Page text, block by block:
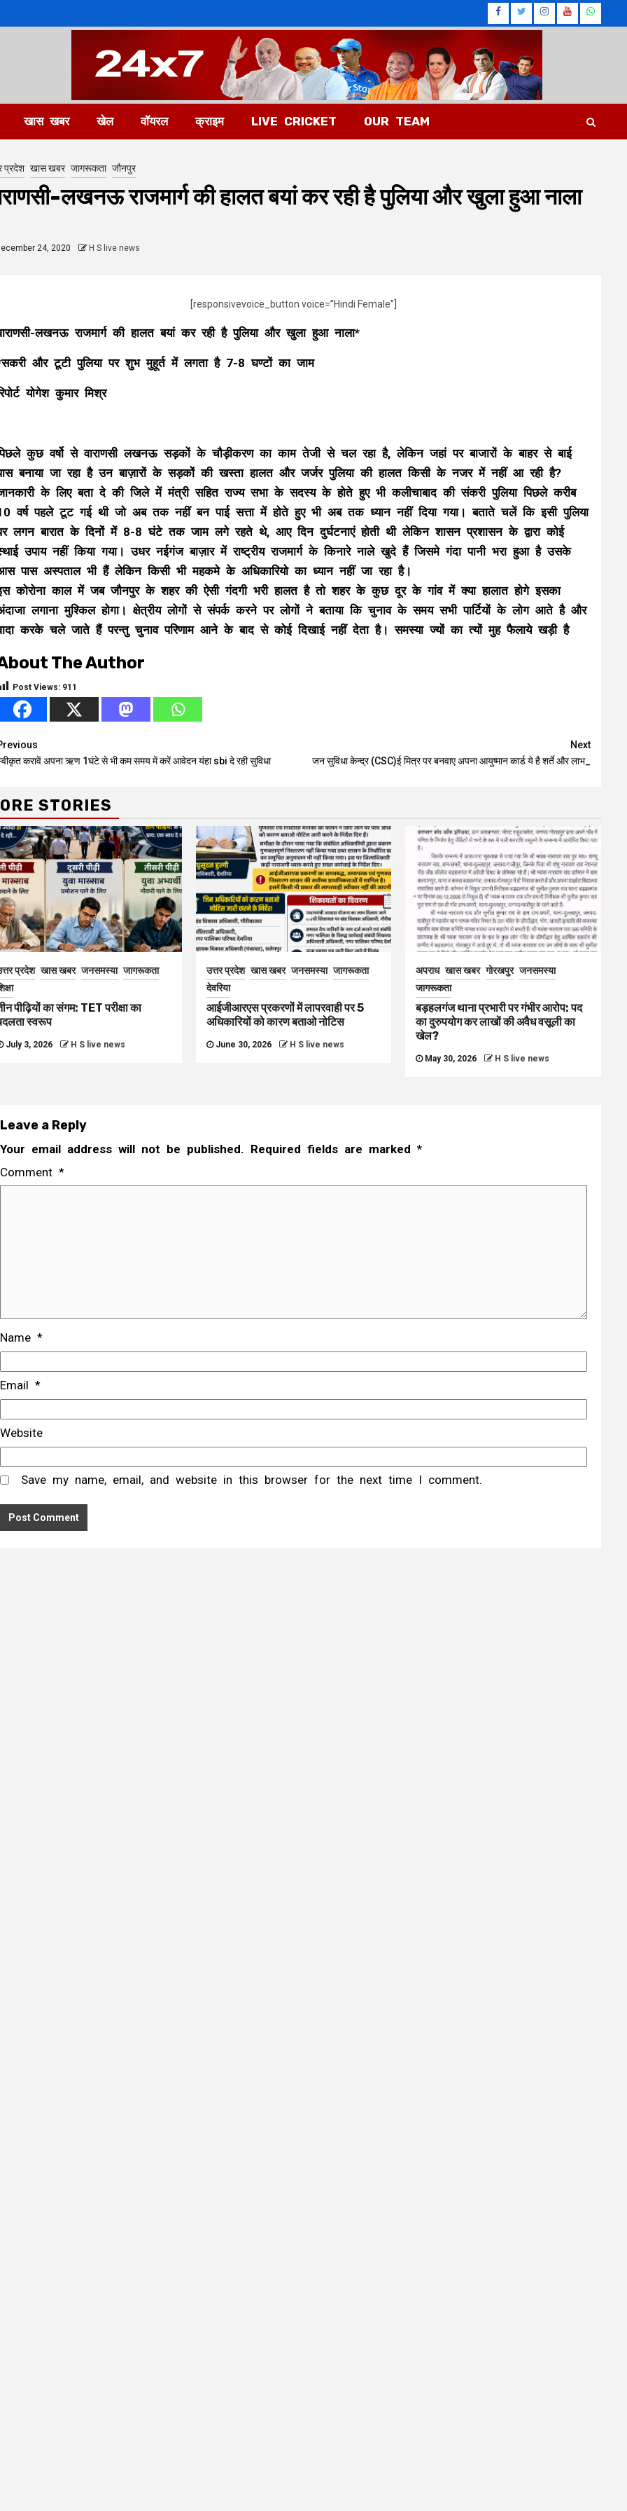
Facebook
Twitter
Instagram
खास खबर खेल वॉयरल क्राइम LIVE CRICKET OUR TEAM
प्रदेश खास खबर जागरूकता जौनपुर
लखनऊ राजमार्ग की हालत बयां कर रही है पुलिया और खुला हुआ नाला
24, 2020 H S live news
[responsivevoice_button voice=”Hindi Female”]
लखनऊ राजमार्ग की हालत बयां कर रही है पुलिया और खुला हुआ नाला*
और टूटी पुलिया पर शुभ मुहूर्त में लगता है 7-8 घण्टों का जाम
योगेश कुमार मिश्र
कुछ वर्षो से वाराणसी लखनऊ सड़कों के चौड़ीकरण का काम तेजी से चल रहा है, लेकिन जहां पर बाजारों के बाहर से बाई
बनाया जा रहा है उन बाज़ारों के सड़कों की खस्ता हालत और जर्जर पुलिया की हालत किसी के नजर में नहीं आ रही है?
के लिए बता दे की जिले में मंत्री सहित राज्य सभा के सदस्य के होते हुए भी कलीचाबाद की संकरी पुलिया पिछले करीब
वर्ष पहले टूट गई थी जो अब तक नहीं बन पाई सत्ता में होते हुए भी अब तक ध्यान नहीं दिया गया। बताते चलें कि इसी पुलिया
लगन बारात के दिनों में 8-8 घंटे तक जाम लगे रहते थे, आए दिन दुर्घटनाएं होती थी लेकिन शासन प्रशासन के द्वारा कोई
उपाय नहीं किया गया। उधर नईगंज बाज़ार में राष्ट्रीय राजमार्ग के किनारे नाले खुदे हैं जिसमे गंदा पानी भरा हुआ है उसके
पास अस्पताल भी हैं लेकिन किसी भी महकमे के अधिकारियो का ध्यान नहीं जा रहा है।
कोरोना काल में जब जौनपुर के शहर की ऐसी गंदगी भरी हालत है तो शहर के कुछ दूर के गांव में क्या हालात होगे इसका
लगाना मुश्किल होगा। क्षेत्रीय लोगों से संपर्क करने पर लोगों ने बताया कि चुनाव के समय सभी पार्टियों के लोग आते है और
करके चले जाते हैं परन्तु चुनाव परिणाम आने के बाद से कोई दिखाई नहीं देता है। समस्या ज्यों का त्यों मुह फैलाये खड़ी है
The Author
Post Views: 911
करावें अपना ऋण 1घंटे से भी कम समय में करें आवेदन यंहा sbi दे रही सुविधा
Next
जन सुविधा केन्द्र (CSC)ई मित्र पर बनवाए अपना आयुष्मान कार्ड ये है शर्ते और लाभ_
STORIES
प्रदेश खास खबर जनसमस्या जागरूकता
पीढ़ियों का संगम: TET परीक्षा का
स्वरूप
July 3, 2026 H S live news
उत्तर प्रदेश खास खबर जनसमस्या जागरूकता
देवरिया
आईजीआरएस प्रकरणों में लापरवाही पर 5
अधिकारियों को कारण बताओ नोटिस
June 30, 2026 H S live news
अपराध खास खबर गोरखपुर जनसमस्या
जागरूकता
बड़हलगंज थाना प्रभारी पर गंभीर आरोप: पद
का दुरुपयोग कर लाखों की अवैध वसूली का
खेल?
May 30, 2026 H S live news
Leave a Reply
Your email address will not be published. Required fields are marked *
Comment *
Name *
Email *
Website
Save my name, email, and website in this browser for the next time I comment.